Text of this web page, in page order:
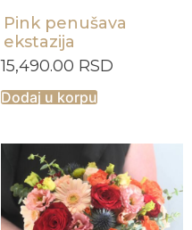
Pink penušava
ekstazija
15,490.00 RSD
Dodaj u korpu